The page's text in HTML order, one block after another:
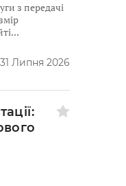
з передачі
31 Липня 2026